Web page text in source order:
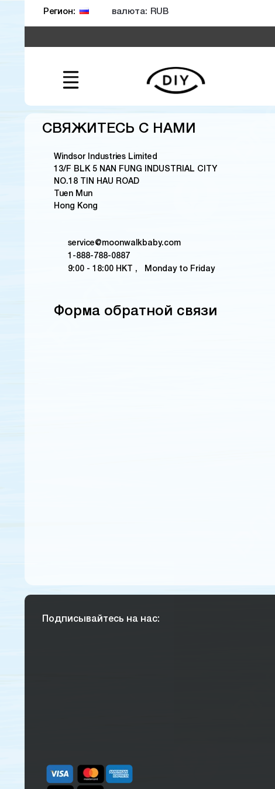
Регион: валюта:
СВЯЖИТЕСЬ С НАМИ
Windsor Industries Limited
13/F BLK 5 NAN FUNG INDUSTRIAL CITY
NO.18 TIN HAU ROAD
Tuen Mun
Hong Kong
service@moonwalkbaby.com
1-888-788-0887
9:00 - 18:00 HKT , Monday to Friday
Форма обратной связи
Подписывайтесь на нас: